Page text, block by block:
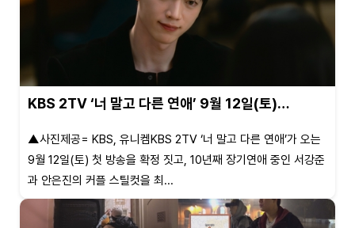
KBS 2TV ‘너 말고 다른 연애’ 9월 12일(토)…
▲사진제공= KBS, 유니켐KBS 2TV ‘너 말고 다른 연애’가 오는
9월 12일(토) 첫 방송을 확정 짓고, 10년째 장기연애 중인 서강준
과 안은진의 커플 스틸컷을 최...